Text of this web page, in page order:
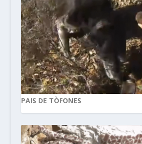
PAIS DE TÒFONES